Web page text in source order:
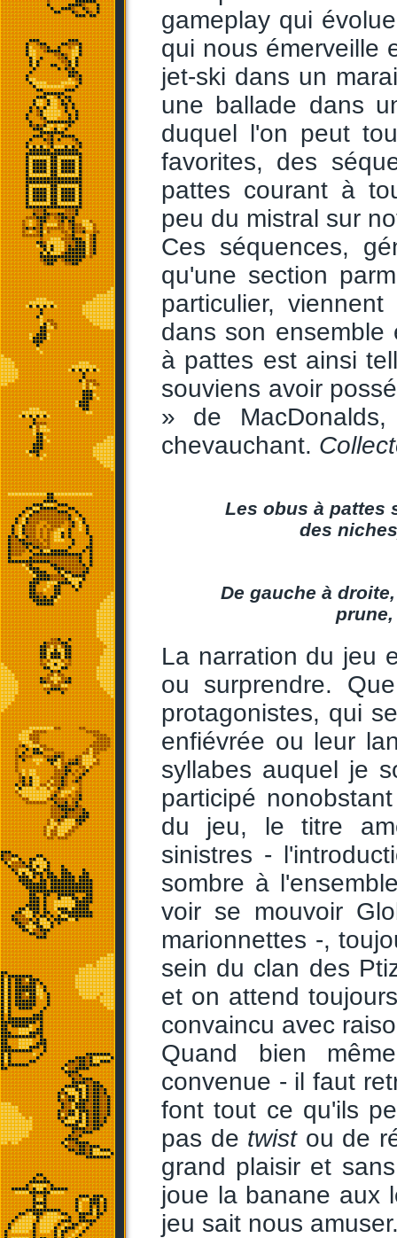
gameplay qui
qui nous émerveille
jet-ski dans un
une ballade dans
duquel l'on peut
favorites, des
pattes courant à
peu du mistral sur
Ces séquences,
qu'une section
particulier,
dans son
à pattes est ainsi
souviens avoir
» de
chevauchant.
Les obus à pattes
des
De gauche à
La narration du jeu
ou surprendre.
protagonistes, qui
enfiévrée ou leur
syllabes auquel je
participé
du jeu, le titre
sinistres -
sombre à
voir se mouvoir
marionnettes -,
sein du clan des
et on attend
convaincu avec
Quand bien
convenue - il faut
font tout ce qu'ils
pas de twistou de
grand plaisir et
joue la banane aux
jeu sait nous